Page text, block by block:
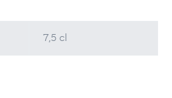
7,5 cl